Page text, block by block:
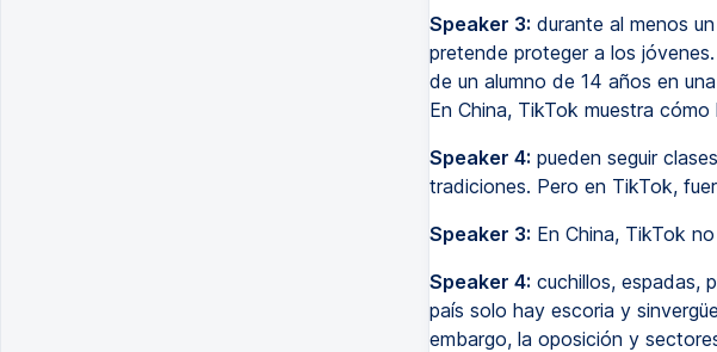
Speaker 3: durante al menos
pretende proteger a los
de un alumno de 14 años en
En China, TikTok muestra
Speaker 4: pueden seguir
tradiciones. Pero en TikTok,
Speaker 3: En China, TikTok
Speaker 4: cuchillos, espadas,
país solo hay escoria y
embargo, la oposición y